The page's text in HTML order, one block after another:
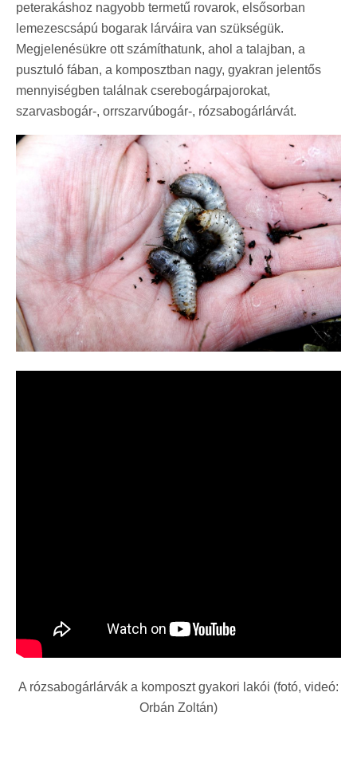
peterakáshoz nagyobb termetű rovarok, elsősorban
lemezescsápú bogarak lárváira van szükségük.
Megjelenésükre ott számíthatunk, ahol a talajban, a
pusztuló fában, a komposztban nagy, gyakran jelentős
mennyiségben találnak cserebogárpajorokat,
szarvasbogár-, orrszarvúbogár-, rózsabogárlárvát.
A rózsabogárlárvák a komposzt gyakori lakói (fotó, videó:
Orbán Zoltán)